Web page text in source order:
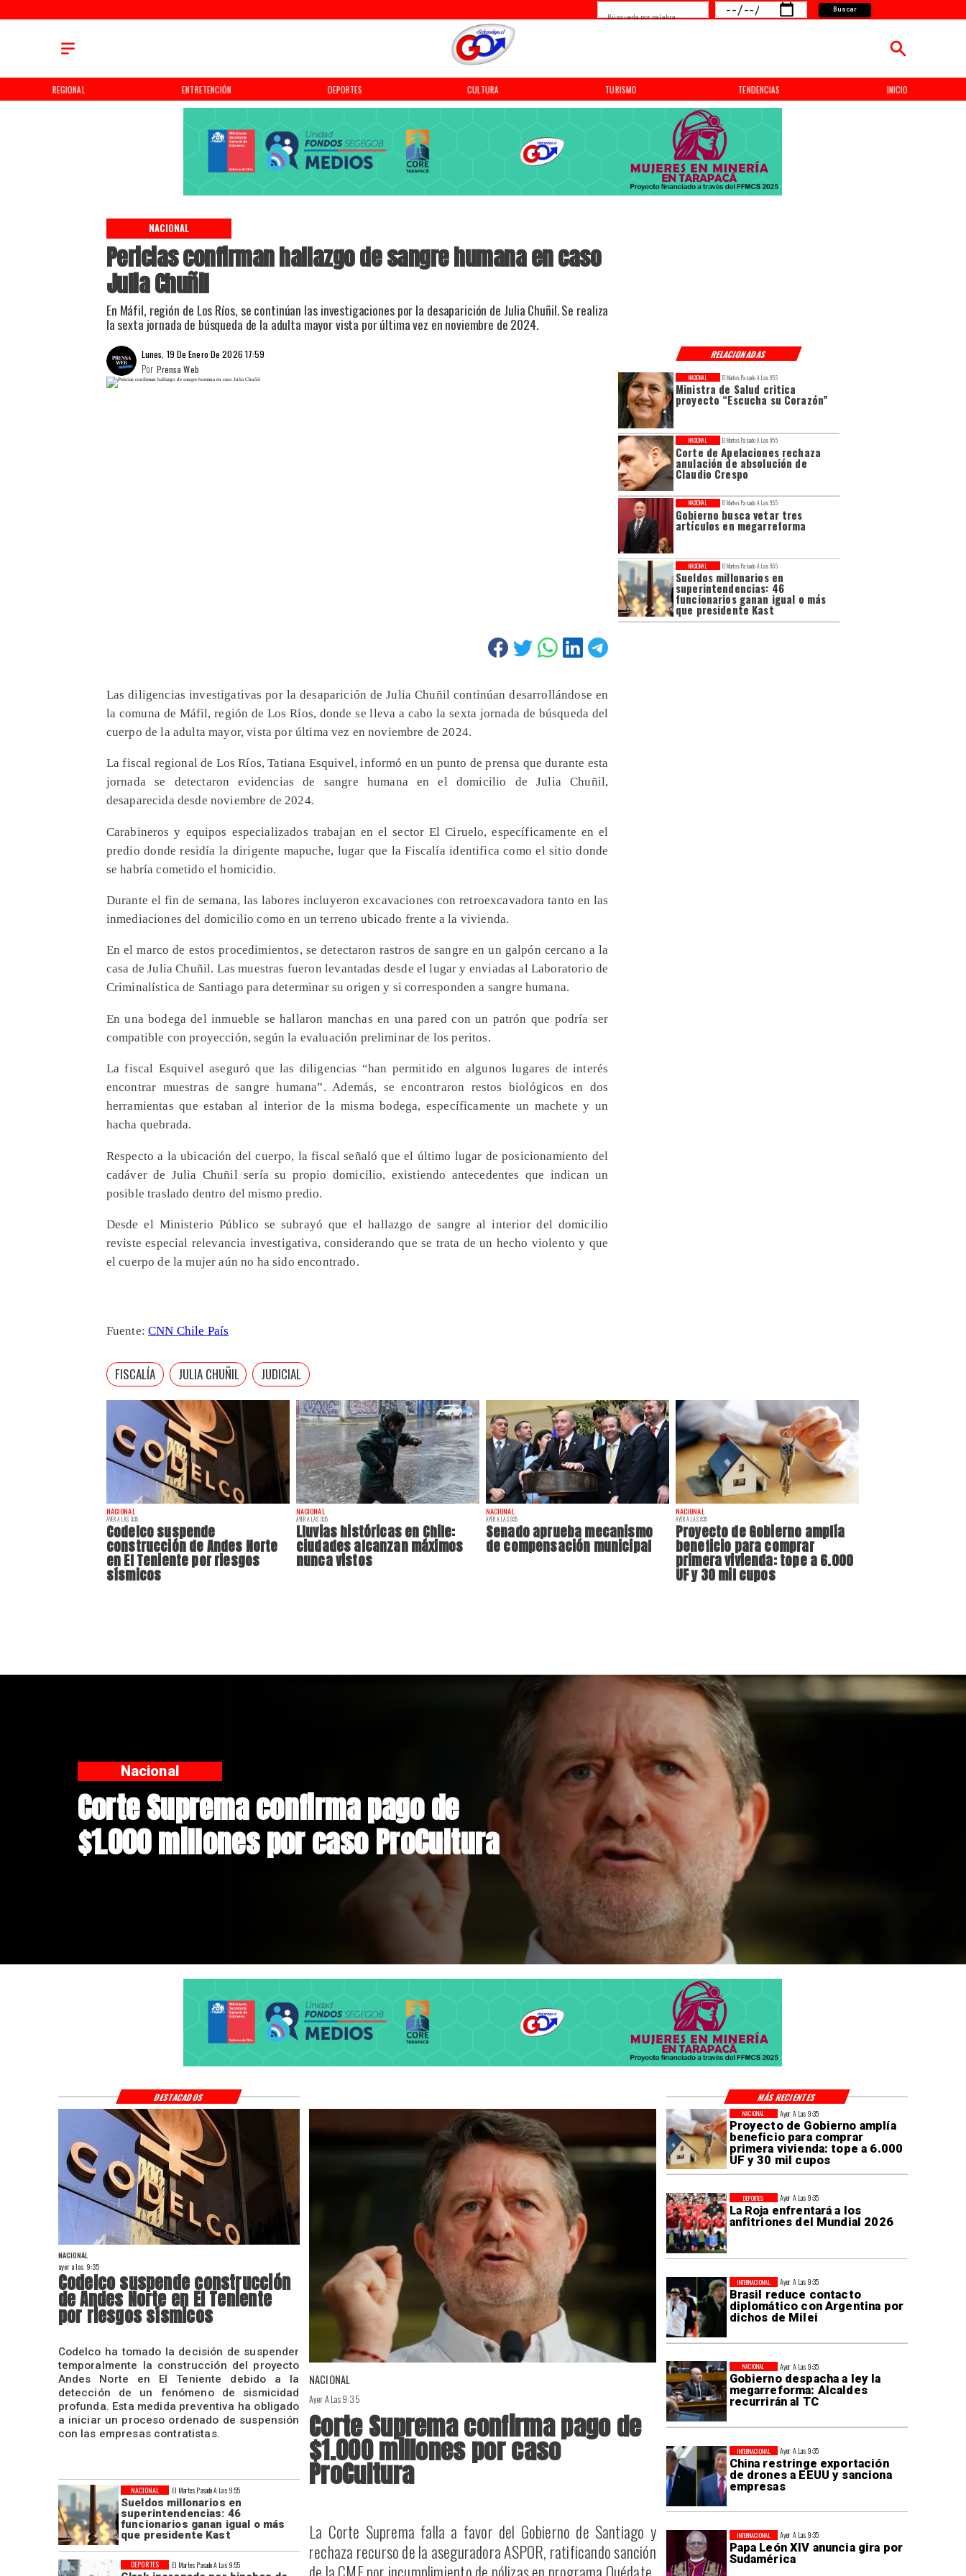
REGIONAL ENTRETENCIÓN DEPORTES CULTURA TURISMO TENDENCIAS INICIO
Buscar
Búsqueda por palabra
Pericias confirman hallazgo de sangre humana en caso
Julia Chuñil
En Máfil, región de Los Ríos, se continúan las investigaciones por la desaparición de Julia Chuñil. Se realiza
la sexta jornada de búsqueda de la adulta mayor vista por última vez en noviembre de 2024.
NACIONAL
RELACIONADAS
Lunes, 19 De Enero De 2026 17:59
Prensa Web
Por
NACIONAL
AYER A LAS 9:35
Codelco suspende
construcción de Andes Norte
en El Teniente por riesgos
sísmicos
NACIONAL
AYER A LAS 9:35
Lluvias históricas en Chile:
ciudades alcanzan máximos
nunca vistos
NACIONAL
AYER A LAS 9:35
Senado aprueba mecanismo
de compensación municipal
NACIONAL
AYER A LAS 9:35
Proyecto de Gobierno amplía
beneficio para comprar
primera vivienda: tope a 6.000
UF y 30 mil cupos
El Martes Pasado A Las 9:55
Ministra de Salud critica
proyecto “Escucha su Corazón”
NACIONAL
El Martes Pasado A Las 9:55
Corte de Apelaciones rechaza
anulación de absolución de
Claudio Crespo
NACIONAL
El Martes Pasado A Las 9:55
Gobierno busca vetar tres
artículos en megarreforma
NACIONAL
El Martes Pasado A Las 9:55
Sueldos millonarios en
superintendencias: 46
funcionarios ganan igual o más
que presidente Kast
NACIONAL
Las diligencias investigativas por la desaparición de Julia Chuñil continúan desarrollándose en
la comuna de Máfil, región de Los Ríos, donde se lleva a cabo la sexta jornada de búsqueda del
cuerpo de la adulta mayor, vista por última vez en noviembre de 2024.
La fiscal regional de Los Ríos, Tatiana Esquivel, informó en un punto de prensa que durante esta
jornada se detectaron evidencias de sangre humana en el domicilio de Julia Chuñil,
desaparecida desde noviembre de 2024.
Carabineros y equipos especializados trabajan en el sector El Ciruelo, específicamente en el
predio donde residía la dirigente mapuche, lugar que la Fiscalía identifica como el sitio donde
se habría cometido el homicidio.
Durante el fin de semana, las labores incluyeron excavaciones con retroexcavadora tanto en las
inmediaciones del domicilio como en un terreno ubicado frente a la vivienda.
En el marco de estos procedimientos, se detectaron rastros de sangre en un galpón cercano a la
casa de Julia Chuñil. Las muestras fueron levantadas desde el lugar y enviadas al Laboratorio de
Criminalística de Santiago para determinar su origen y si corresponden a sangre humana.
En una bodega del inmueble se hallaron manchas en una pared con un patrón que podría ser
compatible con proyección, según la evaluación preliminar de los peritos.
La fiscal Esquivel aseguró que las diligencias “han permitido en algunos lugares de interés
encontrar muestras de sangre humana”. Además, se encontraron restos biológicos en dos
herramientas que estaban al interior de la misma bodega, específicamente un machete y un
hacha quebrada.
Respecto a la ubicación del cuerpo, la fiscal señaló que el último lugar de posicionamiento del
cadáver de Julia Chuñil sería su propio domicilio, existiendo antecedentes que indican un
posible traslado dentro del mismo predio.
Desde el Ministerio Público se subrayó que el hallazgo de sangre al interior del domicilio
reviste especial relevancia investigativa, considerando que se trata de un hecho violento y que
el cuerpo de la mujer aún no ha sido encontrado.
Fuente:CNN Chile País
FISCALÍA JULIA CHUÑIL JUDICIAL
Codelco suspende construcción de
Andes Norte en El Teniente por
Nacional
Ayer A Las 9:35
Proyecto de Gobierno amplía
beneficio para comprar
primera vivienda: tope a 6.000
UF y 30 mil cupos
NACIONAL
Ayer A Las 9:35
La Roja enfrentará a los
anfitriones del Mundial 2026
DEPORTES
Ayer A Las 9:35
Brasil reduce contacto
diplomático con Argentina por
dichos de Milei
INTERNACIONAL
Ayer A Las 9:35
Gobierno despacha a ley la
megarreforma: Alcaldes
recurrirán al TC
NACIONAL
Ayer A Las 9:35
China restringe exportación
de drones a EEUU y sanciona
empresas
INTERNACIONAL
Ayer A Las 9:35
Papa León XIV anuncia gira por
Sudamérica
INTERNACIONAL
El Martes Pasado A Las 9:55
Sueldos millonarios en
superintendencias: 46
funcionarios ganan igual o más
que presidente Kast
NACIONAL
El Martes Pasado A Las 9:55
DEPORTES
NACIONAL
ayer a las 9:35
Codelco suspende construcción
de Andes Norte en El Teniente
por riesgos sísmicos
Codelco ha tomado la decisión de suspender
temporalmente la construcción del proyecto
Andes Norte en El Teniente debido a la
detección de un fenómeno de sismicidad
profunda. Esta medida preventiva ha obligado
a iniciar un proceso ordenado de suspensión
con las empresas contratistas.
NACIONAL
Ayer A Las 9:35
Corte Suprema confirma pago de
$1.000 millones por caso
ProCultura
La Corte Suprema falla a favor del Gobierno de Santiago y
rechaza recurso de la aseguradora ASPOR, ratificando sanción
DESTACADOS MÁS RECIENTES